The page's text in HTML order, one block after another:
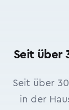
Seit über
Seit über
in der